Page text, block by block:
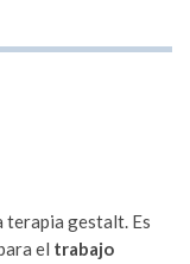
terapia gestalt. Es
el trabajo